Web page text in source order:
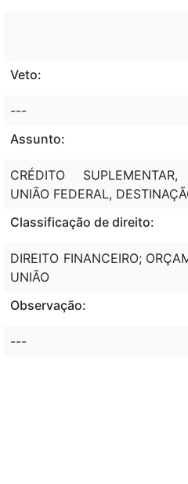
Veto:
---
Assunto:
CRÉDITO
UNIÃO FEDERAL,
Classificação de direito:
DIREITO FINANCEIRO;
UNIÃO
Observação:
---